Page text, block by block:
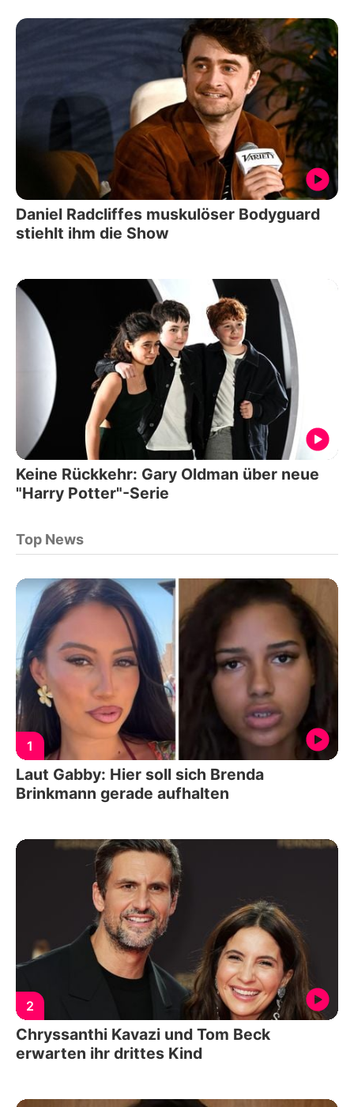
Daniel Radcliffes muskulöser Bodyguard
stiehlt ihm die Show
Keine Rückkehr: Gary Oldman über neue
"Harry Potter"-Serie
Top News
1
Laut Gabby: Hier soll sich Brenda
Brinkmann gerade aufhalten
2
Chryssanthi Kavazi und Tom Beck
erwarten ihr drittes Kind